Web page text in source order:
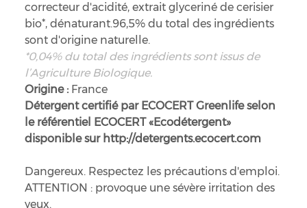
correcteur d'acidité, extrait glyceriné de cerisier
bio*, dénaturant.96,5% du total des ingrédients
sont d'origine naturelle.
*0,04% du total des ingrédients sont issus de
l’Agriculture Biologique.
Origine : France
Détergent certifié par ECOCERT Greenlife selon
le référentiel ECOCERT «Ecodétergent»
disponible sur http://detergents.ecocert.com
Dangereux. Respectez les précautions d'emploi.
ATTENTION : provoque une sévère irritation des
yeux.